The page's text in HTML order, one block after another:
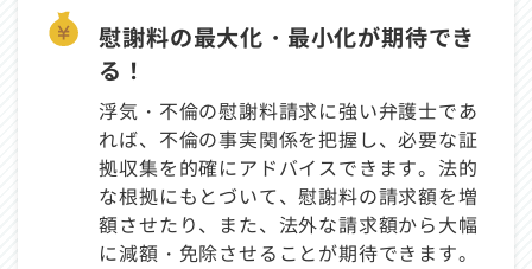
慰謝料の最大化・最小化が期待でき
る！
浮気・不倫の慰謝料請求に強い弁護士であ
れば、不倫の事実関係を把握し、必要な証
拠収集を的確にアドバイスできます。法的
な根拠にもとづいて、慰謝料の請求額を増
額させたり、また、法外な請求額から大幅
に減額・免除させることが期待できます。